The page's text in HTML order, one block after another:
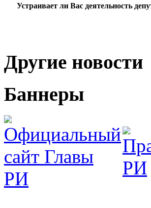
Устраивает ли Вас деятельность
Другие новости
Баннеры